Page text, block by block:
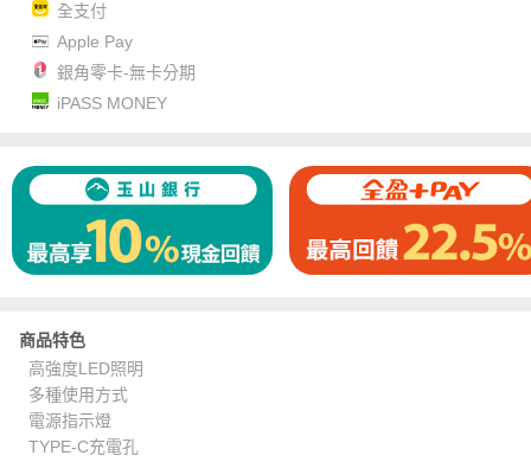
全支付
Apple Pay
銀角零卡-無卡分期
iPASS MONEY
商品特色
高強度LED照明
多種使用方式
電源指示燈
TYPE-C充電孔